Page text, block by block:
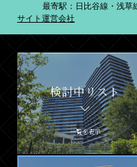
最寄駅：日比谷線・浅草
サイト運営会社
検討中リスト
一覧を表示